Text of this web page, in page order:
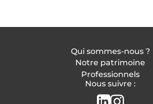
Qui sommes-nous ?
Notre patrimoine
Professionnels
Nous suivre :